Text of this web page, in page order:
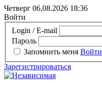
Четверг 06.08.2026 18:36
Войти
Login / E-mail
Пароль
Запомнить меня Войти
Зарегистрироваться